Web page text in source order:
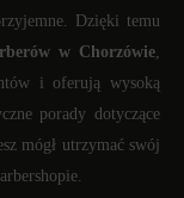
Dzięki temu
w Chorzówie,
i oferują wysoką
porady dotyczące
mógł utrzymać swój